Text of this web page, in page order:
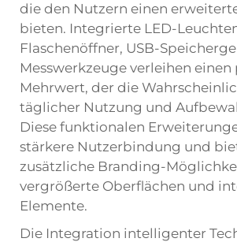
die den Nutzern einen
bieten. Integrierte LED-
Flaschenöffner, USB-
Messwerkzeuge verleihen
Mehrwert, der die
täglicher Nutzung und
Diese funktionalen
stärkere Nutzerbindung und
zusätzliche Branding-
vergrößerte Oberflächen und
Elemente.
Die Integration intelligenter